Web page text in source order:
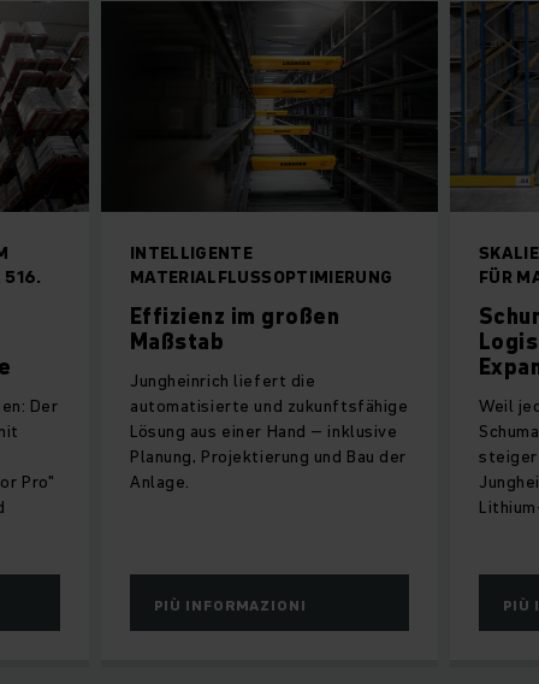
INTELLIGENTE
MATERIALFLUSSOPTIMIERUNG
Effizienz im großen
Maßstab
Jungheinrich liefert die
automatisierte und zukunftsfähige
Lösung aus einer Hand – inklusive
Planung, Projektierung und Bau der
Anlage.
PIÙ INFORMAZIONI
FÜR
Weil
PIÙ
516.
Der
Pro"